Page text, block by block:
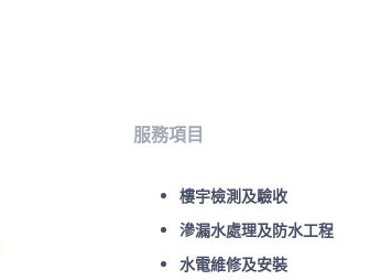
服務項目
樓宇檢測及驗收
滲漏水處理及防水工程
水電維修及安裝